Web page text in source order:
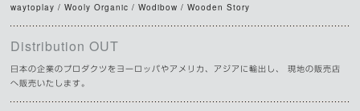
waytoplay / Wooly Organic / Wodibow / Wooden Story
Distribution OUT
日本の企業のプロダクツをヨーロッパやアメリカ、アジアに輸出し、 現地の販売店
へ販売いたします。